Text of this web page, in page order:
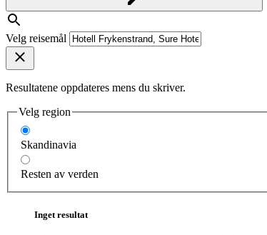
Velg reisemål
Resultatene oppdateres mens du skriver.
Velg region
Skandinavia
Resten av verden
Inget resultat